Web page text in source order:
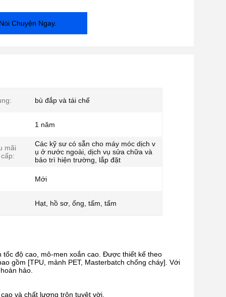
Nói Chuyện Ngay.
bù đắp và tái chế
1 năm
mãi
Các kỹ sư có sẵn cho máy móc dịch v
ụ ở nước ngoài, dịch vụ sửa chữa và
bảo trì hiện trường, lắp đặt
Mới
Hạt, hồ sơ, ống, tấm, tấm
độ cao, mô-men xoắn cao. Được thiết kế theo
gồm [TPU, mảnh PET, Masterbatch chống cháy]. Với
hảo.
và chất lượng trộn tuyệt vời.